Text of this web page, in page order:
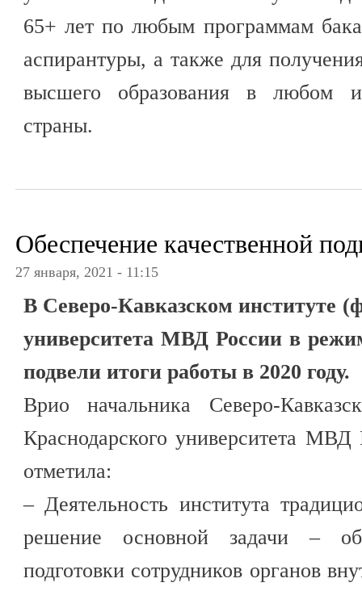
65+ лет по любым программам
аспирантуры, а также для
высшего образования в любом
страны.
Обеспечение качественной
27 января, 2021 - 11:15
В Северо-Кавказском институте
университета МВД России в
подвели итоги работы в 2020 году.
Врио начальника Северо-
Краснодарского университета
отметила:
– Деятельность института
решение основной задачи –
подготовки сотрудников органов